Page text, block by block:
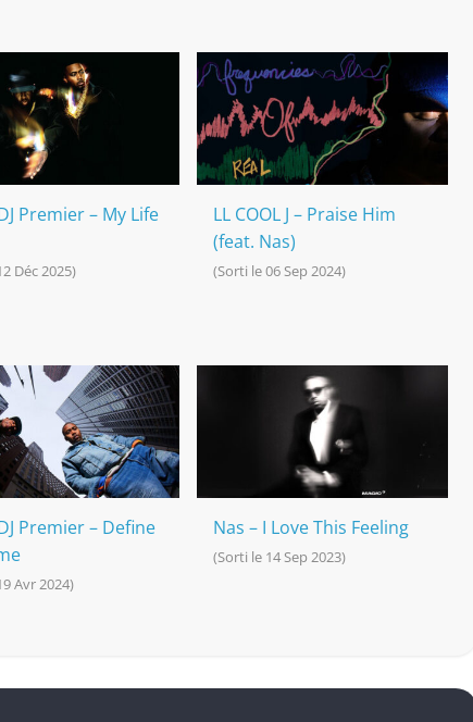
Premier – My Life
Déc 2025)
LL COOL J – Praise Him
(feat. Nas)
(Sorti le 06 Sep 2024)
Premier – Define
Avr 2024)
Nas – I Love This Feeling
(Sorti le 14 Sep 2023)